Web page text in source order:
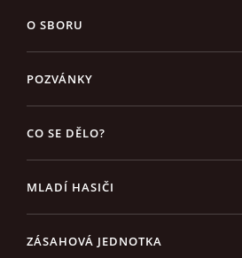
O SBORU
POZVÁNKY
CO SE DĚLO?
MLADÍ HASIČI
ZÁSAHOVÁ JEDNOTKA